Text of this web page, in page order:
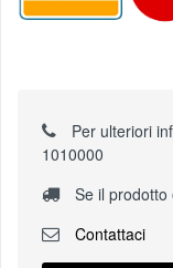
Per ulteriori
1010000
Se il
Contattaci